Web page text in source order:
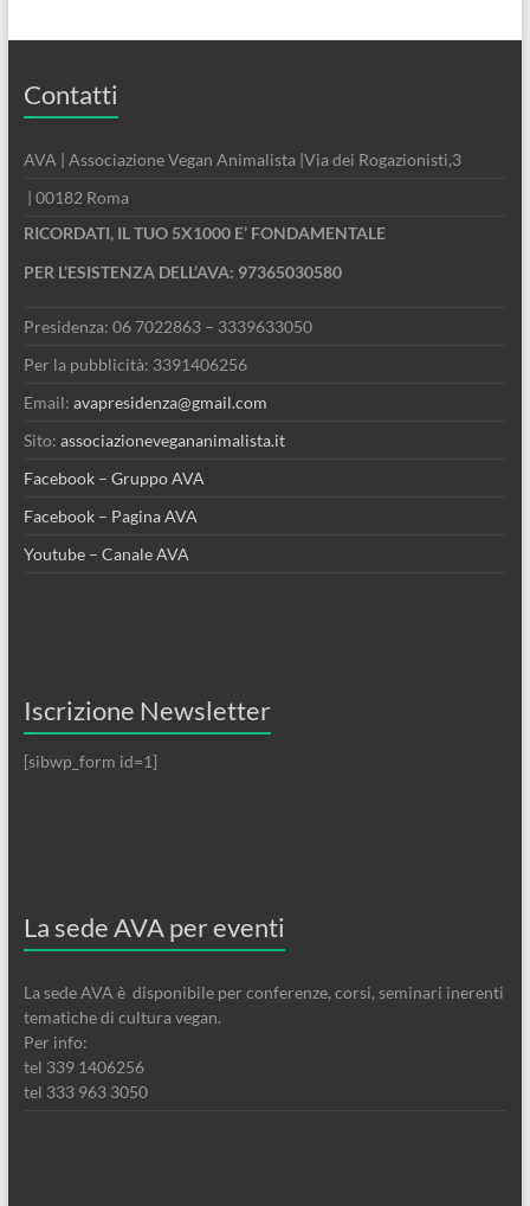
Contatti
AVA | Associazione Vegan Animalista |Via dei Rogazionisti,3
| 00182 Roma
RICORDATI, IL TUO 5X1000 E’ FONDAMENTALE
PER L’ESISTENZA DELL’AVA: 97365030580
Presidenza: 06 7022863 – 3339633050
Per la pubblicità: 3391406256
Email: avapresidenza@gmail.com
Sito: associazionevegananimalista.it
Facebook – Gruppo AVA
Facebook – Pagina AVA
Youtube – Canale AVA
Iscrizione Newsletter
[sibwp_form id=1]
La sede AVA per eventi
La sede AVA è disponibile per conferenze, corsi, seminari inerenti
tematiche di cultura vegan.
Per info:
tel 339 1406256
tel 333 963 3050